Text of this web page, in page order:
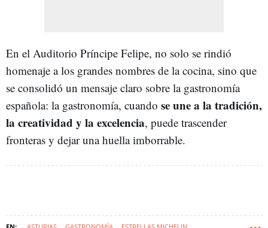
En el Auditorio Príncipe Felipe, no solo se rindió
homenaje a los grandes nombres de la cocina, sino que
se consolidó un mensaje claro sobre la gastronomía
española: la gastronomía, cuando se une a la tradición,
la creatividad y la excelencia, puede trascender
fronteras y dejar una huella imborrable.
ASTURIAS GASTRONOMÍA ESTRELLAS MICHELIN